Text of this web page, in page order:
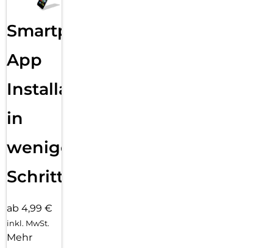
Smartphone
App
Installation
in
wenigen
Schritten
ab 4,99 €
inkl. MwSt.
Mehr